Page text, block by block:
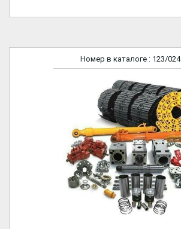
Номер в каталоге : 123/